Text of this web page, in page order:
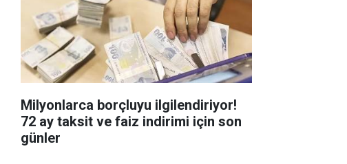
Milyonlarca borçluyu ilgilendiriyor!
72 ay taksit ve faiz indirimi için son
günler